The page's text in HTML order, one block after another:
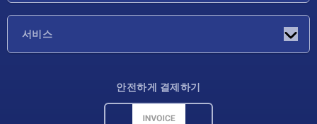
서비스
안전하게 결제하기